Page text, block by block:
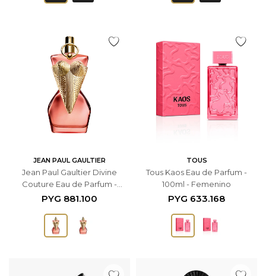
JEAN PAUL GAULTIER
Jean Paul Gaultier Divine
Couture Eau de Parfum -
50ml - Femenino
PYG 881.100
TOUS
Tous Kaos Eau de Parfum -
100ml - Femenino
PYG 633.168